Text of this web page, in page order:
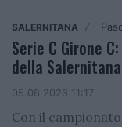
SALERNITANA /
Serie C Girone
della Salernitana
05.08.2026 11:17
Con il